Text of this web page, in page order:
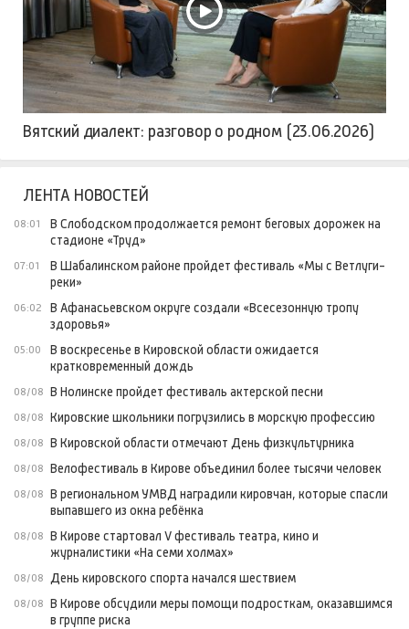
Вятский диалект: разговор о родном (23.06.2026)
ЛЕНТА НОВОСТЕЙ
08:01
В Слободском продолжается ремонт беговых дорожек на
стадионе «Труд»
07:01
В Шабалинском районе пройдет фестиваль «Мы с Ветлуги-
реки»
06:02
В Афанасьевском округе создали «Всесезонную тропу
здоровья»
05:00
В воскресенье в Кировской области ожидается
кратковременный дождь
08/08 В Нолинске пройдет фестиваль актерской песни
08/08 Кировские школьники погрузились в морскую профессию
08/08 В Кировской области отмечают День физкультурника
08/08 Велофестиваль в Кирове объединил более тысячи человек
08/08 В региональном УМВД наградили кировчан, которые спасли
выпавшего из окна ребёнка
08/08 В Кирове стартовал V фестиваль театра, кино и
журналистики «На семи холмах»
08/08 День кировского спорта начался шествием
08/08 В Кирове обсудили меры помощи подросткам, оказавшимся
в группе риска